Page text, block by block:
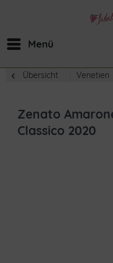
Menü
Übersicht Venetien
Zenato
Classico 2020